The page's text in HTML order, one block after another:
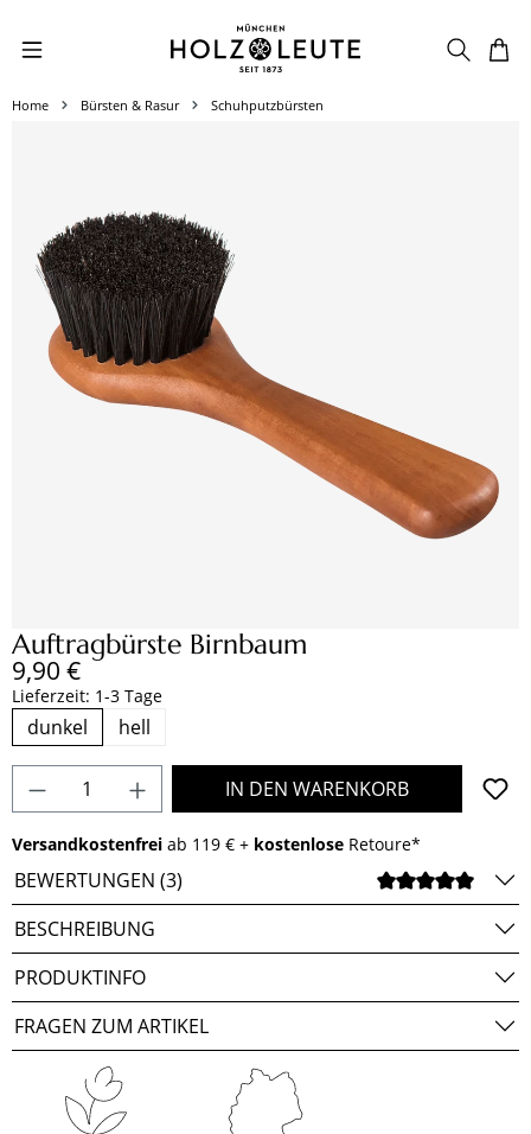
Zum Hauptinhalt springen
Home Bürsten & Rasur Schuhputzbürsten
Auftragbürste Birnbaum
Regulärer Preis:
9,90 €
Lieferzeit: 1-3 Tage
dunkel hell
Produkt Anzahl: Gib den gewünschten
IN DEN WARENKORB
Versandkostenfrei ab 119 € + kostenlose Retoure*
BEWERTUNGEN (3)
BESCHREIBUNG
PRODUKTINFO
FRAGEN ZUM ARTIKEL